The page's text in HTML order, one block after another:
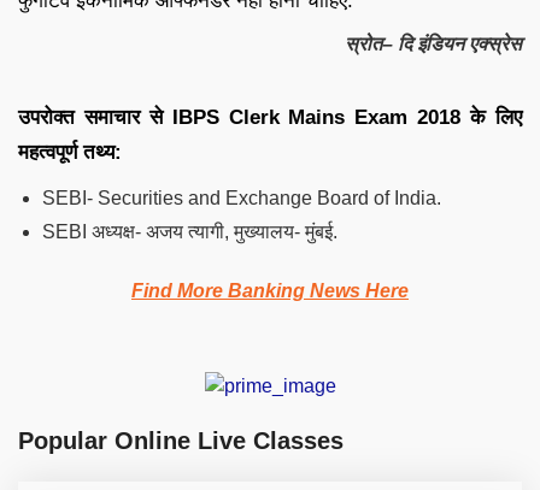
स्रोत– दि इंडियन एक्स्रेस
उपरोक्त समाचार से IBPS Clerk Mains Exam 2018 के लिए
महत्वपूर्ण तथ्य:
SEBI- Securities and Exchange Board of India.
SEBI अध्यक्ष- अजय त्यागी, मुख्यालय- मुंबई.
Find More Banking News Here
Popular Online Live Classes